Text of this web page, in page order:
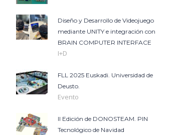
Diseño y Desarrollo de Videojuego
mediante UNITY e integración con
BRAIN COMPUTER INTERFACE
I+D
FLL 2025 Euskadi. Universidad de
Deusto.
Evento
II Edición de DONOSTEAM. PIN
Tecnológico de Navidad